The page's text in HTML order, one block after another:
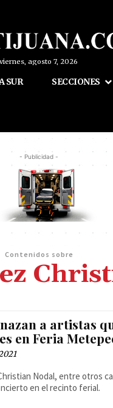
viernes, agosto 7, 2026
SUR SECCIONES
- Publicidad -
Contenidos sobre
a artistas
en Feria
Nodal, entre otros
en el recinto ferial.